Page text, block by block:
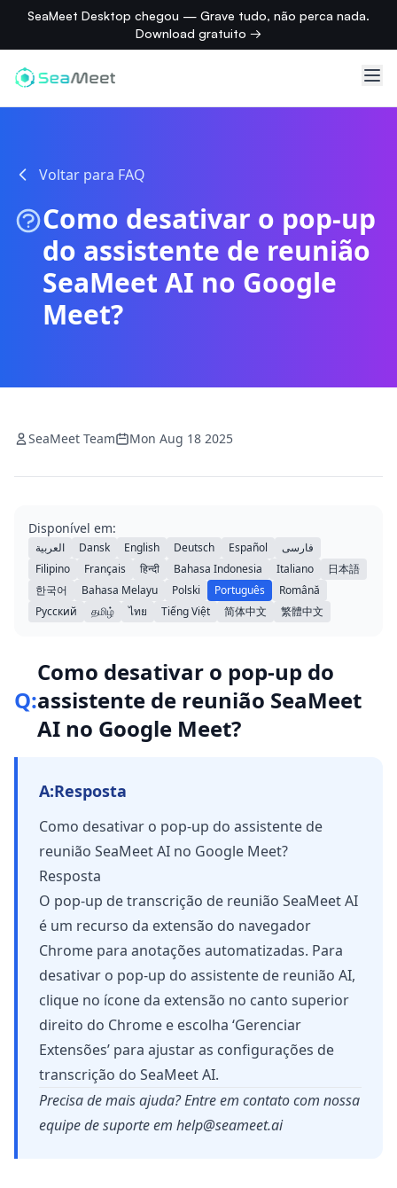
SeaMeet Desktop chegou — Grave tudo, não perca nada.
Download gratuito →
Voltar para FAQ
Como desativar o pop-up
do assistente de reunião
SeaMeet AI no Google
Meet?
SeaMeet Team Mon Aug 18 2025
Disponível em:
العربية Dansk English Deutsch Español
فارسی
Filipino
Français हिन्दी Bahasa Indonesia Italiano
日本語
한국어
Bahasa Melayu Polski Português
Română
Русский
தமிழ் ไทย Tiếng Việt 简体中文 繁體中文
Q:
Como desativar o pop-up do
assistente de reunião SeaMeet
AI no Google Meet?
A:Resposta
Como desativar o pop-up do assistente de
reunião SeaMeet AI no Google Meet?
Resposta
O pop-up de transcrição de reunião SeaMeet AI
é um recurso da extensão do navegador
Chrome para anotações automatizadas. Para
desativar o pop-up do assistente de reunião AI,
clique no ícone da extensão no canto superior
direito do Chrome e escolha ‘Gerenciar
Extensões’ para ajustar as configurações de
transcrição do SeaMeet AI.
Precisa de mais ajuda? Entre em contato com nossa
equipe de suporte em help@seameet.ai